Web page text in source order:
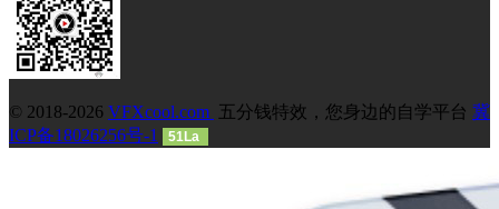
© 2018-2026 VFXcool.com 五分钱特效，您身边的自学平台 冀
ICP备18026256号-1
51La